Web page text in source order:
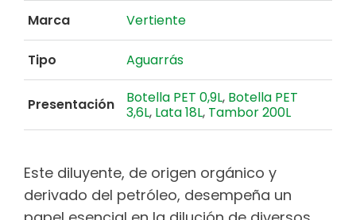
Marca Vertiente
Tipo Aguarrás
Presentación Botella PET 0,9L, Botella PET
3,6L, Lata 18L, Tambor 200L
Este diluyente, de origen orgánico y
derivado del petróleo, desempeña un